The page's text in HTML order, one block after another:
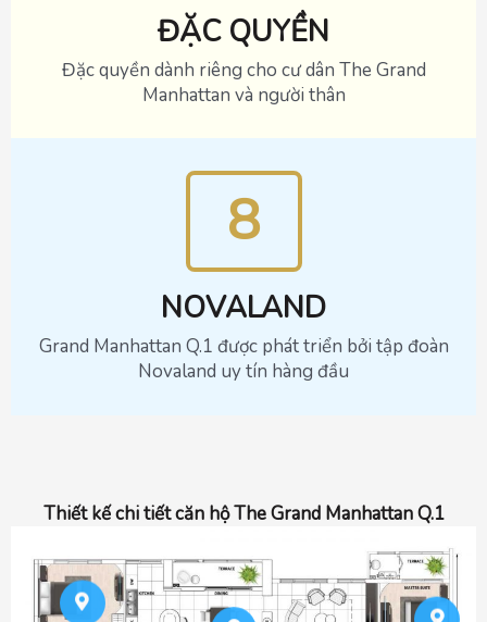
ĐẶC QUYỀN
Đặc quyền dành riêng cho cư dân The Grand
Manhattan và người thân
8
NOVALAND
Grand Manhattan Q.1 được phát triển bởi tập đoàn
Novaland uy tín hàng đầu
Thiết kế chi tiết căn hộ The Grand Manhattan Q.1